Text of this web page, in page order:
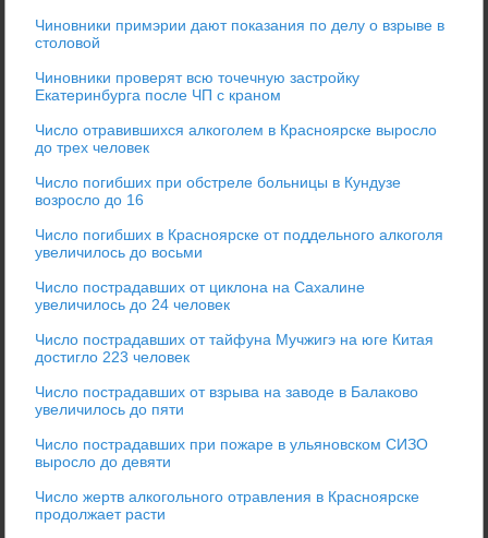
Чиновники примэрии дают показания по делу о взрыве в
столовой
Чиновники проверят всю точечную застройку
Екатеринбурга после ЧП с краном
Число отравившихся алкоголем в Красноярске выросло
до трех человек
Число погибших при обстреле больницы в Кундузе
возросло до 16
Число погибших в Красноярске от поддельного алкоголя
увеличилось до восьми
Число пострадавших от циклона на Сахалине
увеличилось до 24 человек
Число пострадавших от тайфуна Мучжигэ на юге Китая
достигло 223 человек
Число пострадавших от взрыва на заводе в Балаково
увеличилось до пяти
Число пострадавших при пожаре в ульяновском СИЗО
выросло до девяти
Число жертв алкогольного отравления в Красноярске
продолжает расти